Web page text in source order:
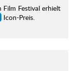
Festival erhielt
Icon-Preis.